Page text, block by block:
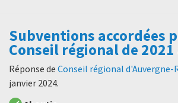
Subventions accordées
Conseil régional de 2021
Réponse de Conseil régional d'Auvergne-
janvier 2024.